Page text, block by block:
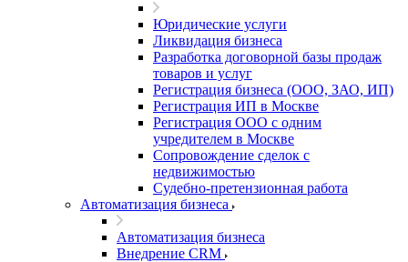
Юридические услуги
Ликвидация бизнеса
Разработка договорной базы продаж
товаров и услуг
Регистрация бизнеса (ООО, ЗАО, ИП)
Регистрация ИП в Москве
Регистрация ООО с одним
учредителем в Москве
Сопровождение сделок с
недвижимостью
Судебно-претензионная работа
Автоматизация бизнеса
Автоматизация бизнеса
Внедрение CRM